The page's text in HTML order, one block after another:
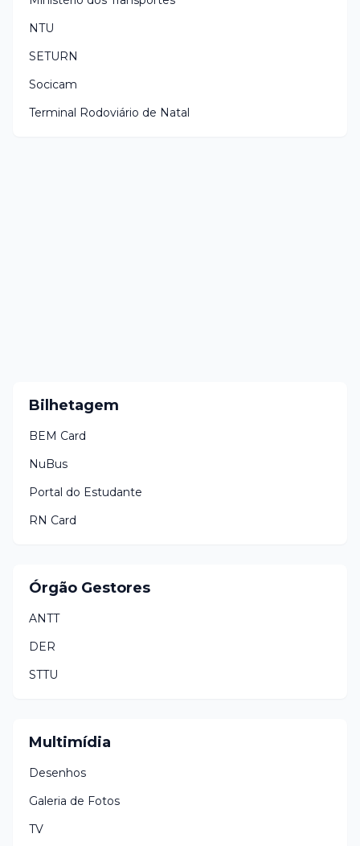
NTU
SETURN
Socicam
Terminal Rodoviário de Natal
Bilhetagem
BEM Card
NuBus
Portal do Estudante
RN Card
Órgão Gestores
ANTT
DER
STTU
Multimídia
Desenhos
Galeria de Fotos
TV